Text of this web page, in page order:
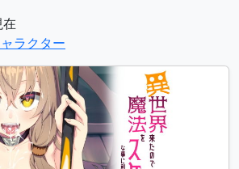
ラクター